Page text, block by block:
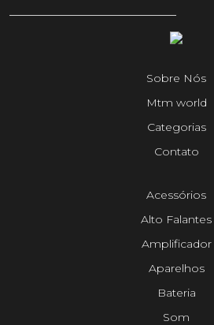
Sobre Nós
Mtm world
Categorias
Contato
Acessórios
Alto Falantes
Amplificador
Aparelhos
Bateria
Som